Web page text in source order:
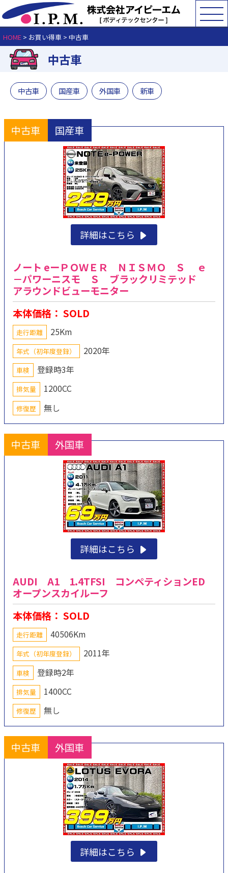
HOME > お買い得車 >中古車
中古車
中古車 国産車 外国車 新車
中古車 国産車
詳細はこちら
ノート eーＰＯＷＥＲ ＮＩＳＭＯ Ｓ ｅ
－パワーニスモ Ｓ ブラックリミテッド
アラウンドビューモニター
本体価格： SOLD
走行距離 25Km
年式（初年度登録） 2020年
車検 登録時3年
排気量 1200CC
修復歴 無し
中古車 外国車
詳細はこちら
AUDI A1 1.4TFSI コンペティションED
オープンスカイルーフ
本体価格： SOLD
走行距離 40506Km
年式（初年度登録） 2011年
車検 登録時2年
排気量 1400CC
修復歴 無し
中古車 外国車
詳細はこちら